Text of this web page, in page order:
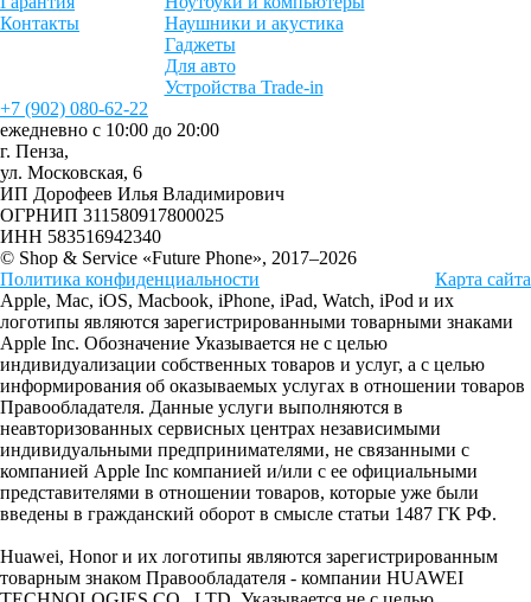
Контакты
Наушники и акустика
Гаджеты
Для авто
Устройства Trade-in
+7 (902) 080-62-22
ежедневно с 10:00 до 20:00
г. Пенза,
ул. Московская, 6
ИП Дорофеев Илья Владимирович
ОГРНИП 311580917800025
ИНН 583516942340
© Shop & Service «Future Phone», 2017–2026
Политика конфиденциальности
Карта сайта
Apple, Mac, iOS, Macbook, iPhone, iPad, Watch, iPod и их
логотипы являются зарегистрированными товарными знаками
Apple Inc. Обозначение Указывается не с целью
индивидуализации собственных товаров и услуг, а с целью
информирования об оказываемых услугах в отношении товаров
Правообладателя. Данные услуги выполняются в
неавторизованных сервисных центрах независимыми
индивидуальными предпринимателями, не связанными с
компанией Apple Inc компанией и/или с ее официальными
представителями в отношении товаров, которые уже были
введены в гражданский оборот в смысле статьи 1487 ГК РФ.
Huawei, Honor и их логотипы являются зарегистрированным
товарным знаком Правообладателя - компании HUAWEI